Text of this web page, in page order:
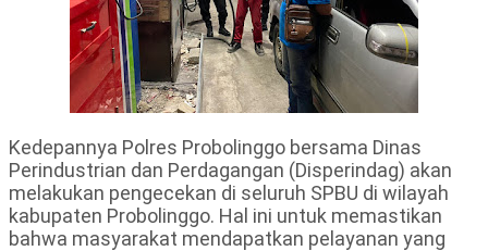
Kedepannya Polres Probolinggo bersama Dinas
Perindustrian dan Perdagangan (Disperindag) akan
melakukan pengecekan di seluruh SPBU di wilayah
kabupaten Probolinggo. Hal ini untuk memastikan
bahwa masyarakat mendapatkan pelayanan yang